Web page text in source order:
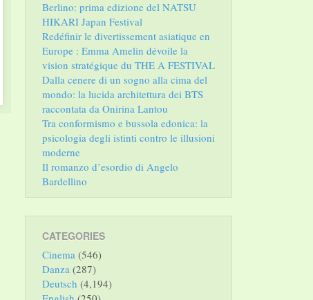
Berlino: prima edizione del NATSU
HIKARI Japan Festival
Redéfinir le divertissement asiatique en
Europe : Emma Amelin dévoile la
vision stratégique du THE A FESTIVAL
Dalla cenere di un sogno alla cima del
mondo: la lucida architettura dei BTS
raccontata da Onirina Lantou
Tra conformismo e bussola edonica: la
psicologia degli istinti contro le illusioni
moderne
Il romanzo d’esordio di Angelo
Bardellino
CATEGORIES
Cinema (546)
Danza (287)
Deutsch (4,194)